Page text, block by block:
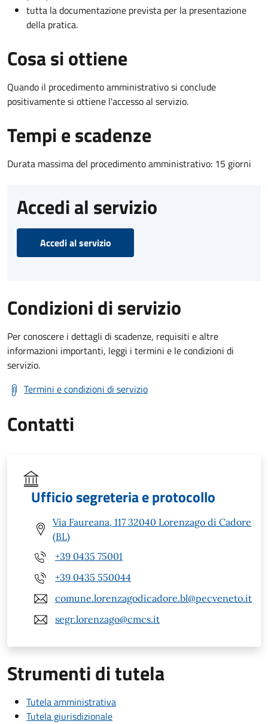
tutta la documentazione prevista per la presentazione
della pratica.
Cosa si ottiene
Quando il procedimento amministrativo si conclude
positivamente si ottiene l'accesso al servizio.
Tempi e scadenze
Durata massima del procedimento amministrativo: 15 giorni
Accedi al servizio
Accedi al servizio
Condizioni di servizio
Per conoscere i dettagli di scadenze, requisiti e altre
informazioni importanti, leggi i termini e le condizioni di
servizio.
Termini e condizioni di servizio
Contatti
Ufficio segreteria e protocollo
Via Faureana, 117 32040 Lorenzago di Cadore
(BL)
+39 0435 75001
+39 0435 550044
comune.lorenzagodicadore.bl@pecveneto.it
segr.lorenzago@cmcs.it
Strumenti di tutela
Tutela amministrativa
Tutela giurisdizionale